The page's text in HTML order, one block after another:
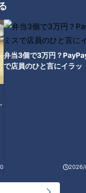
弁当3個で3万円？
で店員のひと言にイラッ
2026/
ースターズ）」は、
備。2階にも席があ
ューは、4日かけて
円）。外はサクサ